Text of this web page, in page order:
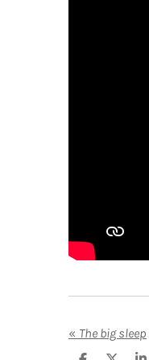
« The big sleep